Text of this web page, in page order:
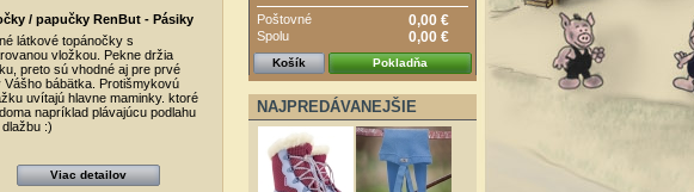
/ papučky RenBut - Pásiky
látkové topánočky s
vložkou. Pekne držia
preto sú vhodné aj pre prvé
Vášho bábätka. Protišmykovú
uvítajú hlavne maminky. ktoré
napríklad plávajúcu podlahu
:)
Viac detailov
Poštovné 0,00 €
Spolu 0,00 €
Košík Pokladňa
NAJPREDÁVANEJŠIE